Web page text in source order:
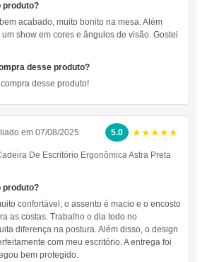
produto?
acabado, muito bonito na mesa. Além
show em cores e ângulos de visão. Gostei
desse produto?
desse produto!
em 07/08/2025 5.0 ★★★★★
De Escritório Ergonômica Astra Preta
produto?
confortável, o assento é macio e o encosto
as costas. Trabalho o dia todo no
diferença na postura. Além disso, o design
com meu escritório. A entrega foi
bem protegido.